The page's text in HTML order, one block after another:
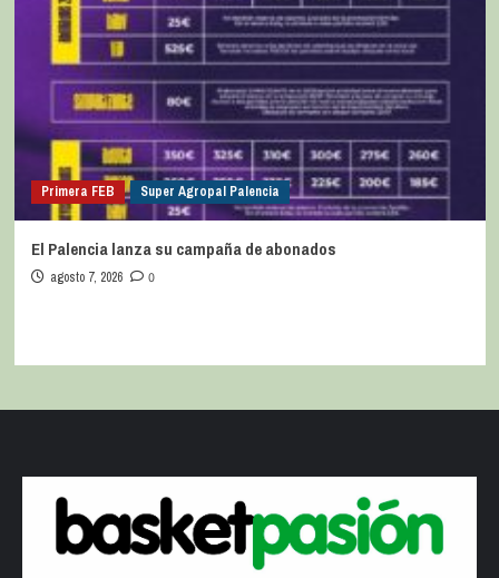
Primera FEB Super Agropal Palencia
El Palencia lanza su campaña de abonados
agosto 7, 2026 0